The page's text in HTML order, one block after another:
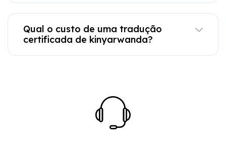
Qual o custo de uma tradução
certificada de kinyarwanda?